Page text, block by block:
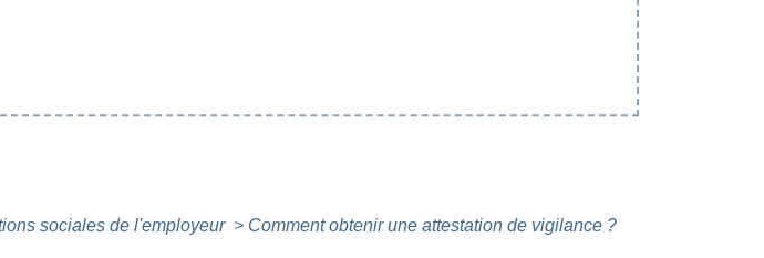
sociales de l'employeur > Comment obtenir une attestation de vigilance ?